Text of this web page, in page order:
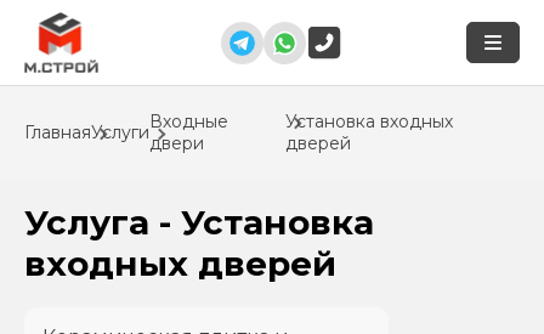
ГлавнаяУслугиВходные
двери
Установка входных
дверей
Услуга - Установка
входных дверей